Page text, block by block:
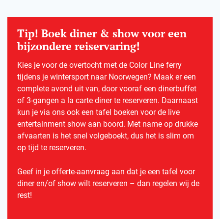
Tip! Boek diner & show voor een
bijzondere reiservaring!
Kies je voor de overtocht met de Color Line ferry
tijdens je wintersport naar Noorwegen? Maak er een
complete avond uit van, door vooraf een dinerbuffet
of 3-gangen a la carte diner te reserveren. Daarnaast
kun je via ons ook een tafel boeken voor de live
entertainment show aan boord. Met name op drukke
afvaarten is het snel volgeboekt, dus het is slim om
op tijd te reserveren.
Geef in je offerte-aanvraag aan dat je een tafel voor
diner en/of show wilt reserveren – dan regelen wij de
rest!